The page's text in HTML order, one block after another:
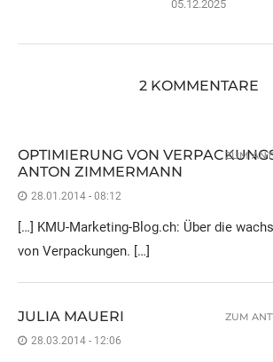
05.12.2025
2 KOMMENTARE
OPTIMIERUNG VON
ANTON ZIMMERMANN
28.01.2014 - 08:12
[…] KMU-Marketing-Blog.ch: Über die
von Verpackungen. […]
ZUM
JULIA MAUERI
28.03.2014 - 12:06
ZUM